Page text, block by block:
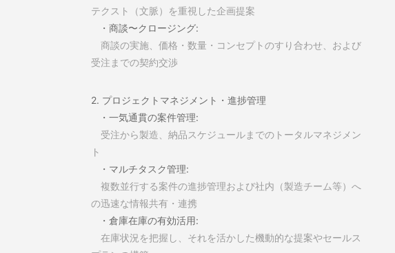
テクスト（文脈）を重視した企画提案
・商談〜クロージング:
商談の実施、価格・数量・コンセプトのすり合わせ、および
受注までの契約交渉
2. プロジェクトマネジメント・進捗管理
・一気通貫の案件管理:
受注から製造、納品スケジュールまでのトータルマネジメン
ト
・マルチタスク管理:
複数並行する案件の進捗管理および社内（製造チーム等）へ
の迅速な情報共有・連携
・倉庫在庫の有効活用:
在庫状況を把握し、それを活かした機動的な提案やセールス